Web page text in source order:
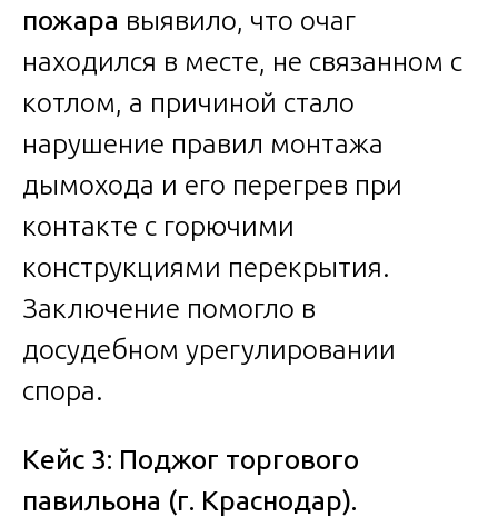
пожара выявило, что очаг
находился в месте, не связанном с
котлом, а причиной стало
нарушение правил монтажа
дымохода и его перегрев при
контакте с горючими
конструкциями перекрытия.
Заключение помогло в
досудебном урегулировании
спора.
Кейс 3: Поджог торгового
павильона (г. Краснодар).